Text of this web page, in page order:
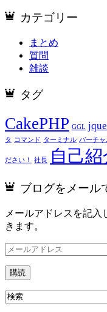
カテゴリー
まとめ
質問
雑談
タグ
CakePHP GGL
タ
コマンド ターミナル バーチャ
ださい！ 社長 自己紹
ブログをメール
メールアドレスを記
きます。
メ
ル
ド